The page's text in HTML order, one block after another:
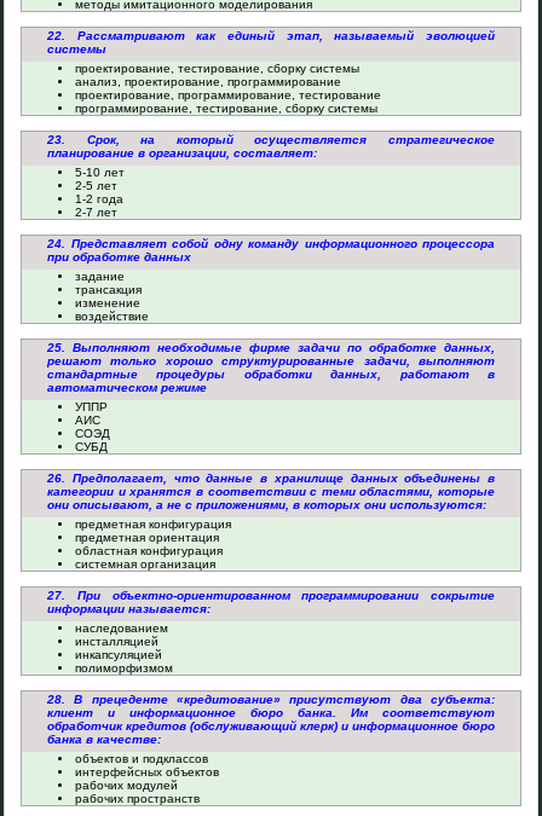
методы имитационного моделирования
22. Рассматривают как единый этап, называемый эволюцией
системы
проектирование, тестирование, сборку системы
анализ, проектирование, программирование
проектирование, программирование, тестирование
программирование, тестирование, сборку системы
23. Срок, на который осуществляется стратегическое
планирование в организации, составляет:
5-10 лет
2-5 лет
1-2 года
2-7 лет
24. Представляет собой одну команду информационного процессора
при обработке данных
задание
трансакция
изменение
воздействие
25. Выполняют необходимые фирме задачи по обработке данных,
решают только хорошо структурированные задачи, выполняют
стандартные процедуры обработки данных, работают в
автоматическом режиме
УППР
АИС
СОЭД
СУБД
26. Предполагает, что данные в хранилище данных объединены в
категории и хранятся в соответствии с теми областями, которые
они описывают, а не с приложениями, в которых они используются:
предметная конфигурация
предметная ориентация
областная конфигурация
системная организация
27. При объектно-ориентированном программировании сокрытие
информации называется:
наследованием
инсталляцией
инкапсуляцией
полиморфизмом
28. В прецеденте «кредитование» присутствуют два субъекта:
клиент и информационное бюро банка. Им соответствуют
обработчик кредитов (обслуживающий клерк) и информационное бюро
банка в качестве:
объектов и подклассов
интерфейсных объектов
рабочих модулей
рабочих пространств